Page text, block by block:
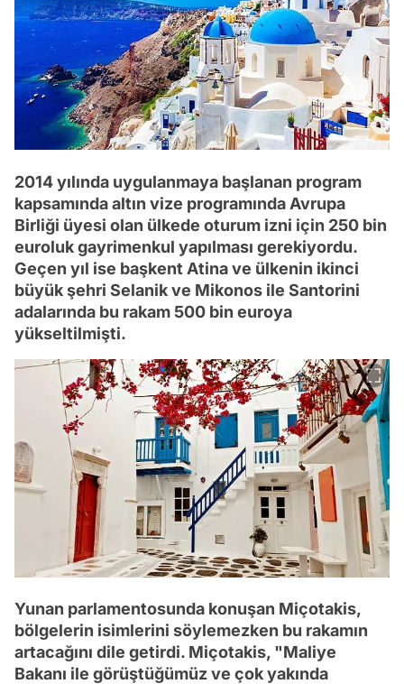
2014 yılında uygulanmaya başlanan program
kapsamında altın vize programında Avrupa
Birliği üyesi olan ülkede oturum izni için 250 bin
euroluk gayrimenkul yapılması gerekiyordu.
Geçen yıl ise başkent Atina ve ülkenin ikinci
büyük şehri Selanik ve Mikonos ile Santorini
adalarında bu rakam 500 bin euroya
yükseltilmişti.
Yunan parlamentosunda konuşan Miçotakis,
bölgelerin isimlerini söylemezken bu rakamın
artacağını dile getirdi. Miçotakis, "Maliye
Bakanı ile görüştüğümüz ve çok yakında